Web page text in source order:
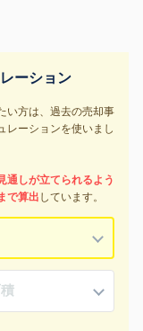
ーション
い方は、過去の売却事
レーションを使いまし
通しが立てられるよう
で算出 しています。